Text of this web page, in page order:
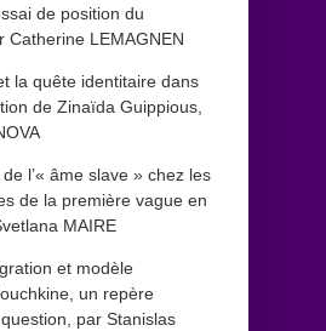
de position du
Catherine LEMAGNEN
la quête identitaire dans
de Zinaïda Guippious,
l’« âme slave » chez les
de la première vague en
MAIRE
et modèle
un repère
par Stanislas